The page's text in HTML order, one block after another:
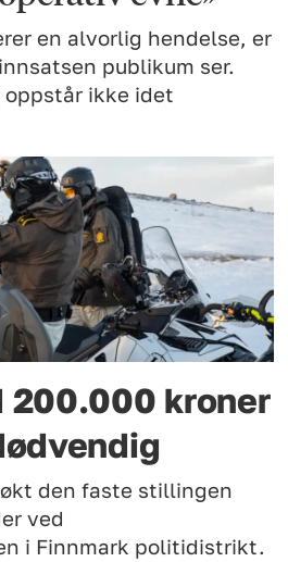
en alvorlig hendelse, er
publikum ser.
oppstår ikke idet
200.000 kroner
den faste stillingen
ved
i Finnmark politidistrikt.